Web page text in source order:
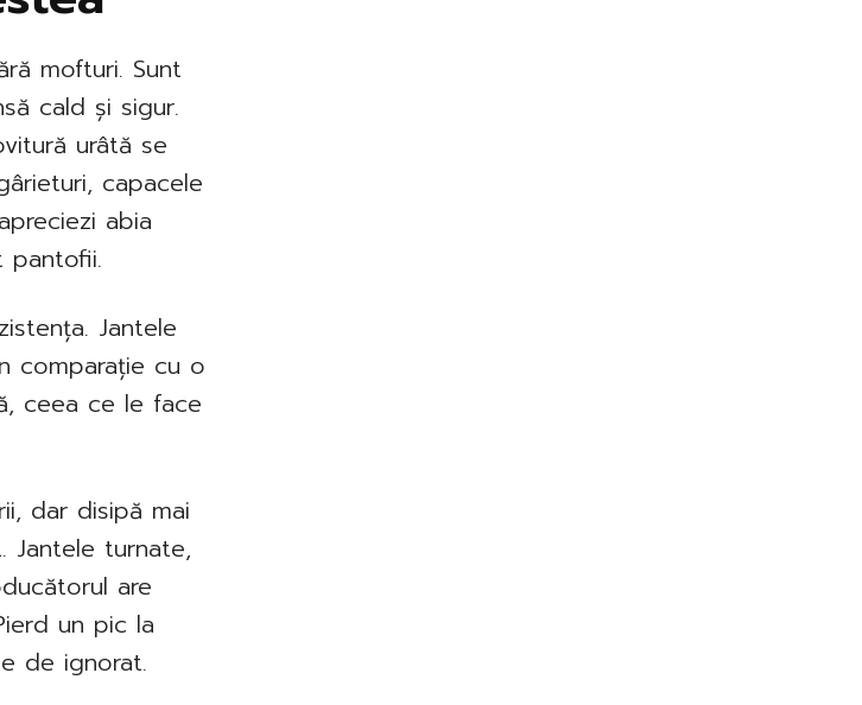
mofturi. Sunt
cald și sigur.
urâtă se
capacele
abia
pantofii.
Jantele
comparație cu o
ceea ce le face
dar disipă mai
Jantele turnate,
are
un pic la
de ignorat.